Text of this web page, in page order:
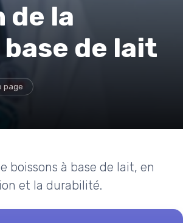
de la
de lait
page
boissons à base de lait, en
et la durabilité.